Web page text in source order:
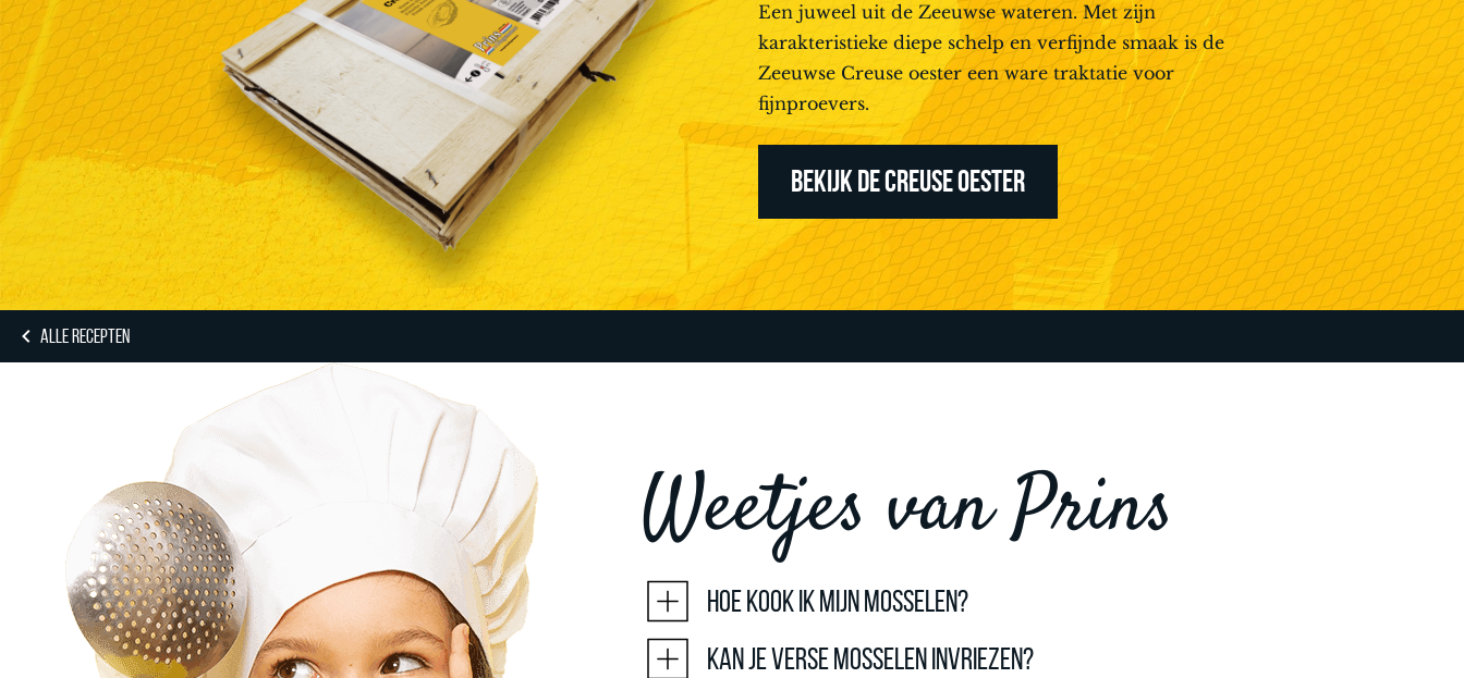
Een juweel uit de Zeeuwse wateren. Met zijn
karakteristieke diepe schelp en verfijnde smaak is de
Zeeuwse Creuse oester een ware traktatie voor
fijnproevers.
BEKIJK DE CREUSE OESTER
ALLE RECEPTEN
Weetjes van Prins
Hoe kook ik mijn mosselen?
Kan je verse mosselen invriezen?